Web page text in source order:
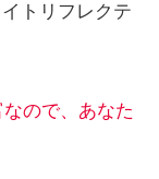
トリフレクテ
ので、あなた